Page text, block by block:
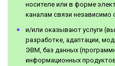
носителе или в форме
каналам связи независимо
и/или оказывают услуги
разработке, адаптации,
ЭВМ, баз данных
информационных